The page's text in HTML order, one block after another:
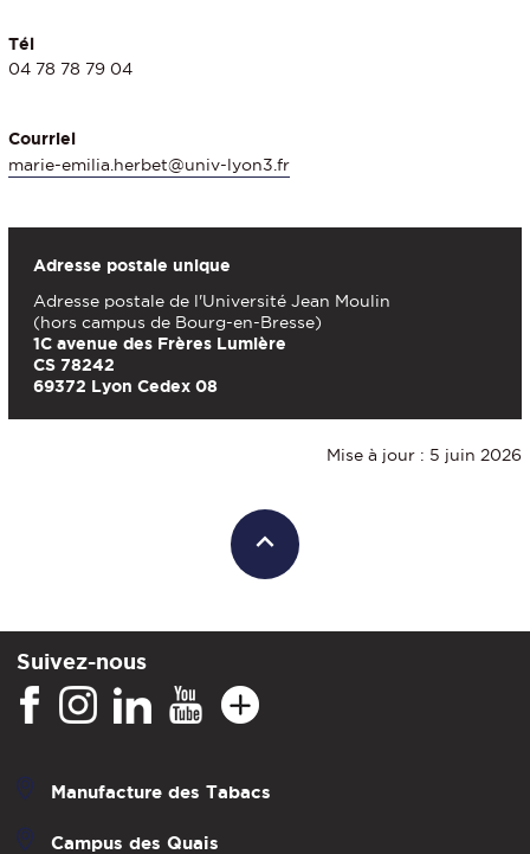
Tél
04 78 78 79 04
Courriel
marie-emilia.herbet@univ-lyon3.fr
Adresse postale unique
Adresse postale de l'Université Jean Moulin
(hors campus de Bourg-en-Bresse)
1C avenue des Frères Lumière
CS 78242
69372 Lyon Cedex 08
Mise à jour : 5 juin 2026
Suivez-nous
Manufacture des Tabacs
Campus des Quais